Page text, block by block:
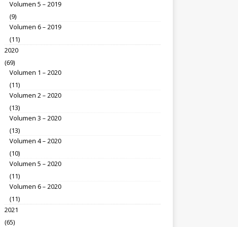
Volumen 5 – 2019
(9)
Volumen 6 – 2019
(11)
2020
(69)
Volumen 1 – 2020
(11)
Volumen 2 – 2020
(13)
Volumen 3 – 2020
(13)
Volumen 4 – 2020
(10)
Volumen 5 – 2020
(11)
Volumen 6 – 2020
(11)
2021
(65)